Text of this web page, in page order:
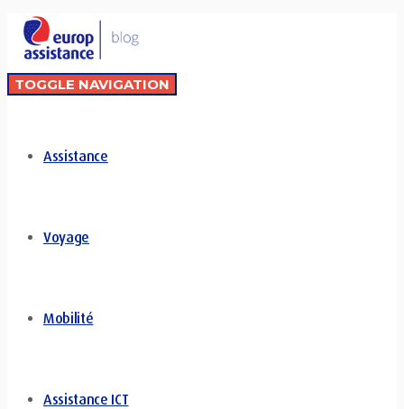
TOGGLE NAVIGATION
Assistance
Voyage
Mobilité
Assistance ICT